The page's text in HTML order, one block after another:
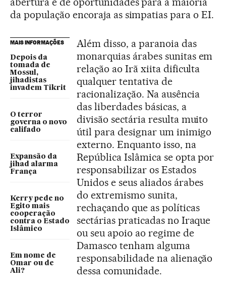
da população encoraja as simpatias para o EI.
MAIS INFORMAÇÕES
Depois da
tomada de
Mossul,
jihadistas
invadem Tikrit
O terror
governa o novo
califado
Expansão da
jihad alarma
França
Kerry pede no
Egito mais
cooperação
contra o Estado
Islâmico
Em nome de
Omar ou de
Ali?
Além disso, a paranoia das
monarquias árabes sunitas em
relação ao Irã xiita dificulta
qualquer tentativa de
racionalização. Na ausência
das liberdades básicas, a
divisão sectária resulta muito
útil para designar um inimigo
externo. Enquanto isso, na
República Islâmica se opta por
responsabilizar os Estados
Unidos e seus aliados árabes
do extremismo sunita,
rechaçando que as políticas
sectárias praticadas no Iraque
ou seu apoio ao regime de
Damasco tenham alguma
responsabilidade na alienação
dessa comunidade.